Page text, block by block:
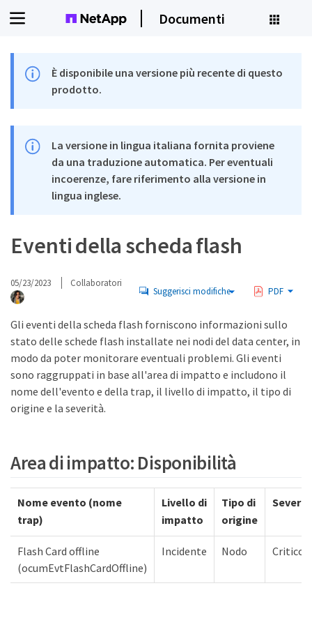
Documenti
È disponibile una versione più recente di questo
prodotto.
La versione in lingua italiana fornita proviene
da una traduzione automatica. Per eventuali
incoerenze, fare riferimento alla versione in
lingua inglese.
Eventi della scheda flash
05/23/2023 Collaboratori
Suggerisci modifiche PDF
Gli eventi della scheda flash forniscono informazioni sullo
stato delle schede flash installate nei nodi del data center, in
modo da poter monitorare eventuali problemi. Gli eventi
sono raggruppati in base all'area di impatto e includono il
nome dell'evento e della trap, il livello di impatto, il tipo di
origine e la severità.
Area di impatto: Disponibilità
Nome evento (nome
trap)
Livello di
impatto
Tipo di
origine
Flash Card offline
(ocumEvtFlashCardOffline)
Incidente Nodo Critico